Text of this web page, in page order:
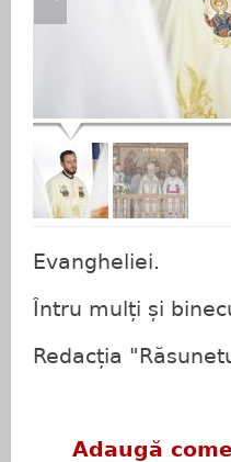
Evangheliei.
Întru mulți și
Redacția
Adaugă